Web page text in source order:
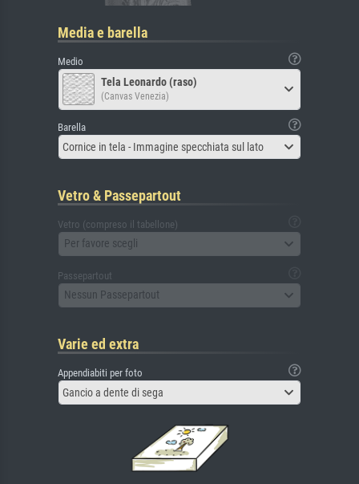
Media e barella
Medio
Tela Leonardo (raso)
(Canvas Venezia)
Barella
Cornice in tela - Immagine specchiata sul lato
Vetro & Passepartout
Vetro (compreso il tabellone)
Per favore scegli
Passepartout
Nessun Passepartout
Varie ed extra
Appendiabiti per foto
Gancio a dente di sega